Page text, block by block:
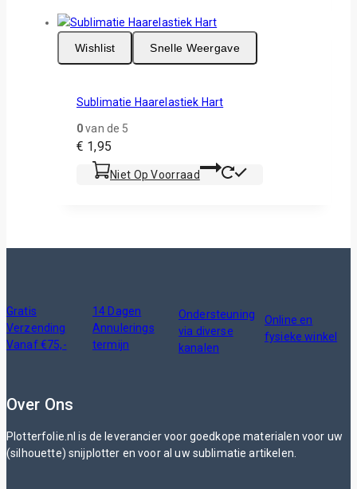
Wishlist Snelle Weergave
Sublimatie Haarelastiek Hart
0van de 5
€ 1,95
Niet Op Voorraad
Gratis
Verzending
Vanaf €75,-
14 Dagen
Annulerings
termijn
Ondersteuning
via diverse
kanalen
Online en
fysieke winkel
Over Ons
Plotterfolie.nl is de leverancier voor goedkope materialen voor uw
(silhouette) snijplotter en voor al uw sublimatie artikelen.